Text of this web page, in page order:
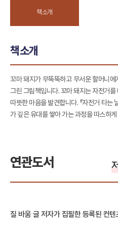
책소개
책소개
꼬마 돼지가 무뚝뚝하고 무서운 할머니
그린 그림책입니다. 꼬마 돼지는 자전거
따뜻한 마음을 발견합니다. 『자전거 타는
가 깊은 유대를 쌓아 가는 과정을 따스하
연관도서
질 바움 글 저자가 집필한 등록된 컨